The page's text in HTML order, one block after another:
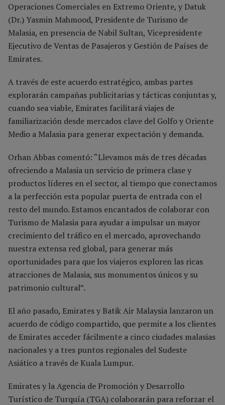
Operaciones Comerciales en Extremo Oriente, y Datuk
(Dr.) Yasmin Mahmood, Presidente de Turismo de
Malasia, en presencia de Nabil Sultan, Vicepresidente
Ejecutivo de Ventas de Pasajeros y Gestión de Países de
Emirates.
A través de este acuerdo estratégico, ambas partes
explorarán campañas publicitarias y tácticas conjuntas y,
cuando sea viable, Emirates facilitará viajes de
familiarización desde mercados clave del Golfo y Oriente
Medio a Malasia para generar expectación y demanda.
Orhan Abbas comentó: “Llevamos más de tres décadas
ofreciendo a Malasia un servicio de primera clase y
productos líderes en el sector, al tiempo que conectamos
a la perfección esta popular puerta de entrada con el
resto del mundo. Estamos encantados de colaborar con
Turismo de Malasia para ayudar a impulsar un mayor
crecimiento del tráfico en el mercado, aprovechando
nuestra extensa red global, para generar más
oportunidades para que los viajeros exploren las ricas
atracciones de Malasia, sus monumentos únicos y su
patrimonio cultural”.
El año pasado, Emirates y Batik Air Malaysia lanzaron un
acuerdo de código compartido, que permite a los clientes
de Emirates acceder fácilmente a cinco ciudades malasias
nacionales y a tres puntos regionales del Sudeste
Asiático a través de Kuala Lumpur.
Emirates y la Agencia de Promoción y Desarrollo
Turístico de Turquía (TGA) colaborarán para reforzar el